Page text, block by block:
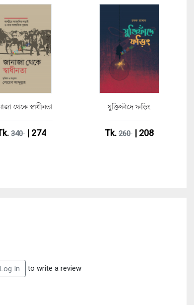
থেকে স্বাধীনতা
340| 274
যুক্তিফাঁদে ফড়িং
Tk.260| 208
Log In to write a review